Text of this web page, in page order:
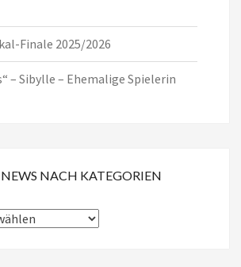
Finale 2025/2026
– Sibylle – Ehemalige Spielerin
NACH KATEGORIEN